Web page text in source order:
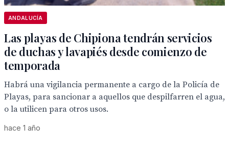
ANDALUCÍA
Las playas de Chipiona tendrán servicios
de duchas y lavapiés desde comienzo de
temporada
Habrá una vigilancia permanente a cargo de la Policía de
Playas, para sancionar a aquellos que despilfarren el agua,
o la utilicen para otros usos.
hace 1 año